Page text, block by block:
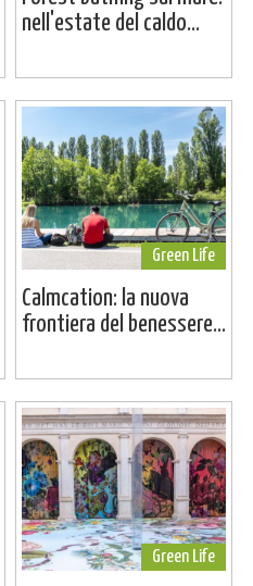
nell'estate del caldo...
Green Life
Calmcation: la nuova
frontiera del benessere...
Green Life